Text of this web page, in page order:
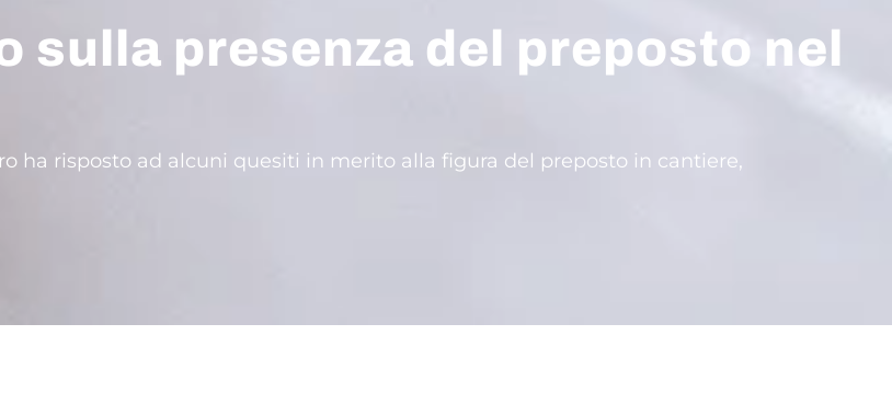
sulla presenza del preposto nel
ha risposto ad alcuni quesiti in merito alla figura del preposto in cantiere,